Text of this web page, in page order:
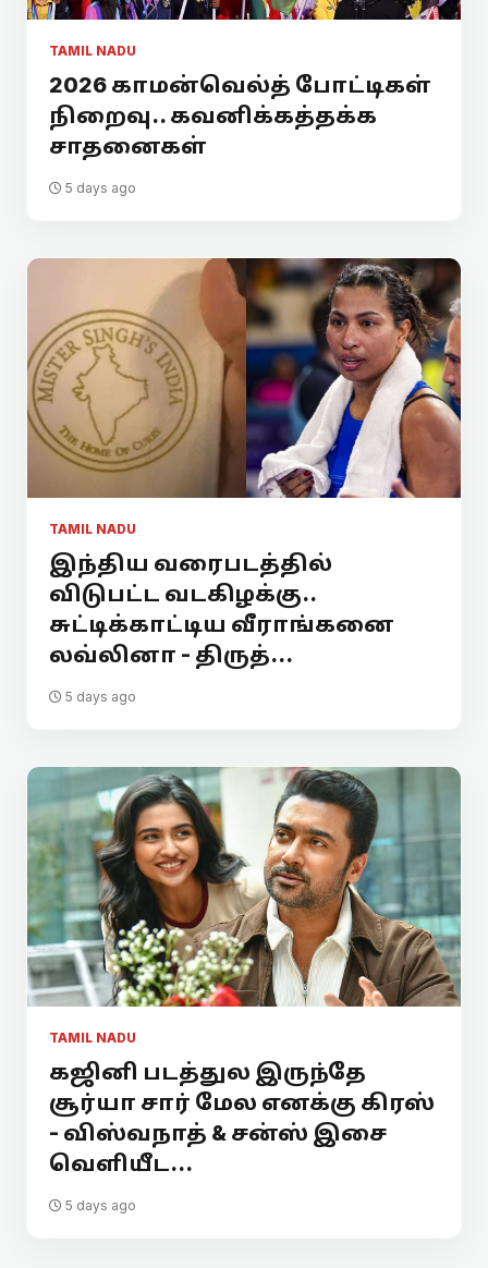
TAMIL NADU
2026 காமன்வெல்த் போட்டிகள்
நிறைவு.. கவனிக்கத்தக்க
சாதனைகள்
5 days ago
TAMIL NADU
இந்திய வரைபடத்தில்
விடுபட்ட வடகிழக்கு..
சுட்டிக்காட்டிய வீராங்கனை
லவ்லினா - திருத்...
5 days ago
TAMIL NADU
கஜினி படத்துல இருந்தே
சூர்யா சார் மேல எனக்கு கிரஸ்
- விஸ்வநாத் & சன்ஸ் இசை
வெளியீட...
5 days ago